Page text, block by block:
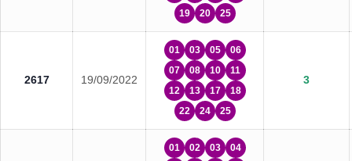
19
20 25
2617 19/09/2022
01 03 05
06
07
08 10
11
12
13 17
18
22
24 25
3
01 02 03
04